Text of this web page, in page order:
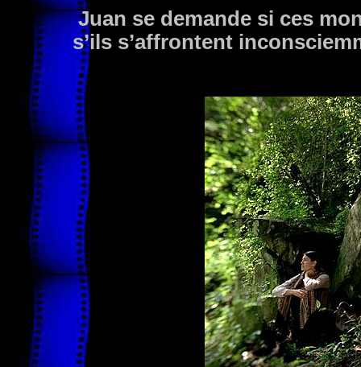
Juan se demande si ces
s’ils s’affrontent